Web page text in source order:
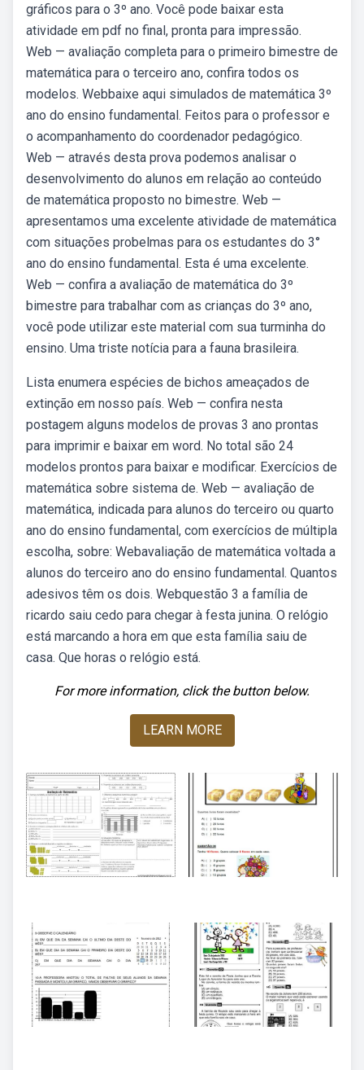
gráficos para o 3º ano. Você pode baixar esta
atividade em pdf no final, pronta para impressão.
Web — avaliação completa para o primeiro bimestre de
matemática para o terceiro ano, confira todos os
modelos. Webbaixe aqui simulados de matemática 3º
ano do ensino fundamental. Feitos para o professor e
o acompanhamento do coordenador pedagógico.
Web — através desta prova podemos analisar o
desenvolvimento do alunos em relação ao conteúdo
de matemática proposto no bimestre. Web —
apresentamos uma excelente atividade de matemática
com situações probelmas para os estudantes do 3°
ano do ensino fundamental. Esta é uma excelente.
Web — confira a avaliação de matemática do 3º
bimestre para trabalhar com as crianças do 3º ano,
você pode utilizar este material com sua turminha do
ensino. Uma triste notícia para a fauna brasileira.
Lista enumera espécies de bichos ameaçados de
extinção em nosso país. Web — confira nesta
postagem alguns modelos de provas 3 ano prontas
para imprimir e baixar em word. No total são 24
modelos prontos para baixar e modificar. Exercícios de
matemática sobre sistema de. Web — avaliação de
matemática, indicada para alunos do terceiro ou quarto
ano do ensino fundamental, com exercícios de múltipla
escolha, sobre: Webavaliação de matemática voltada a
alunos do terceiro ano do ensino fundamental. Quantos
adesivos têm os dois. Webquestão 3 a família de
ricardo saiu cedo para chegar à festa junina. O relógio
está marcando a hora em que esta família saiu de
casa. Que horas o relógio está.
For more information, click the button below.
LEARN MORE